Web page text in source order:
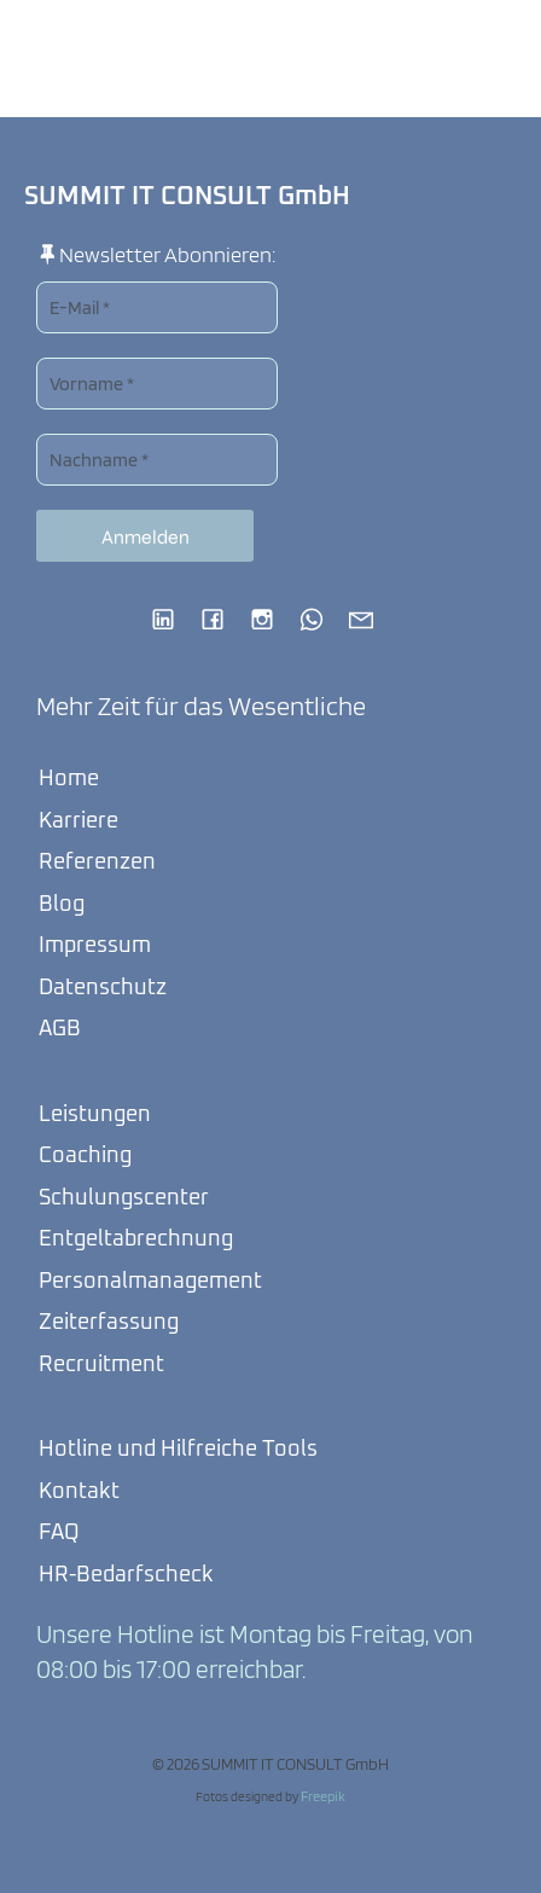
SUMMIT IT CONSULT GmbH
Newsletter Abonnieren:
Mehr Zeit für das Wesentliche
Home
Karriere
Referenzen
Blog
Impressum
Datenschutz
AGB
Leistungen
Coaching
Schulungscenter
Entgeltabrechnung
Personalmanagement
Zeiterfassung
Recruitment
Hotline und Hilfreiche Tools
Kontakt
FAQ
HR-Bedarfscheck
Unsere Hotline ist Montag bis Freitag, von
08:00 bis 17:00 erreichbar.
© 2026 SUMMIT IT CONSULT GmbH
Fotos designed by Freepik